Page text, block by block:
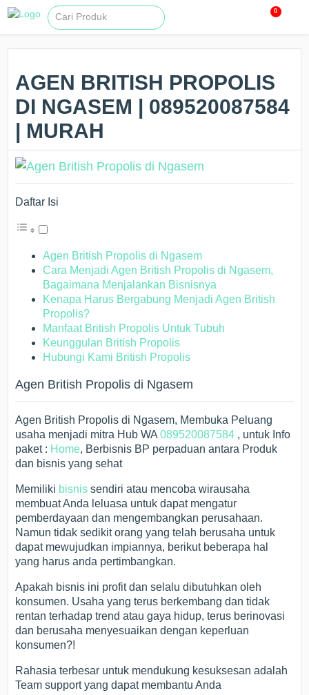
0
AGEN BRITISH PROPOLIS
DI NGASEM | 089520087584
| MURAH
Daftar Isi
Agen British Propolis di Ngasem
Cara Menjadi Agen British Propolis di Ngasem,
Bagaimana Menjalankan Bisnisnya
Kenapa Harus Bergabung Menjadi Agen British
Propolis?
Manfaat British Propolis Untuk Tubuh
Keunggulan British Propolis
Hubungi Kami British Propolis
Agen British Propolis di Ngasem
Agen British Propolis di Ngasem, Membuka Peluang
usaha menjadi mitra Hub WA089520087584 , untuk Info
paket : Home, Berbisnis BP perpaduan antara Produk
dan bisnis yang sehat
Memiliki bisnis sendiri atau mencoba wirausaha
membuat Anda leluasa untuk dapat mengatur
pemberdayaan dan mengembangkan perusahaan.
Namun tidak sedikit orang yang telah berusaha untuk
dapat mewujudkan impiannya, berikut beberapa hal
yang harus anda pertimbangkan.
Apakah bisnis ini profit dan selalu dibutuhkan oleh
konsumen. Usaha yang terus berkembang dan tidak
rentan terhadap trend atau gaya hidup, terus berinovasi
dan berusaha menyesuaikan dengan keperluan
konsumen?!
Rahasia terbesar untuk mendukung kesuksesan adalah
Team support yang dapat membantu Anda